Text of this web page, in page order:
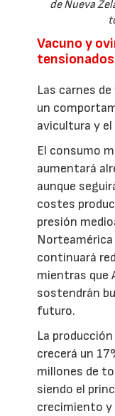
de Nueva
Vacuno y
Las carnes
un
avicultura y
El consumo
aumentará
aunque
costes
presión
continuará
mientras que
sostendrán
futuro.
La
crecerá un
millones de
siendo el
crecimiento